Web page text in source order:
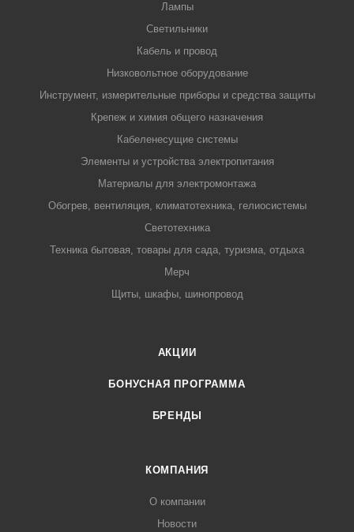
Лампы
Светильники
Кабель и провод
Низковольтное оборудование
Инструмент, измерительные приборы и средства защиты
Крепеж и химия общего назначения
Кабеленесущие системы
Элементы и устройства электропитания
Материалы для электромонтажа
Обогрев, вентиляция, климатотехника, гелиосистемы
Светотехника
Техника бытовая, товары для сада, туризма, отдыха
Мерч
Щиты, шкафы, шинопровод
АКЦИИ
БОНУСНАЯ ПРОГРАММА
БРЕНДЫ
КОМПАНИЯ
О компании
Новости